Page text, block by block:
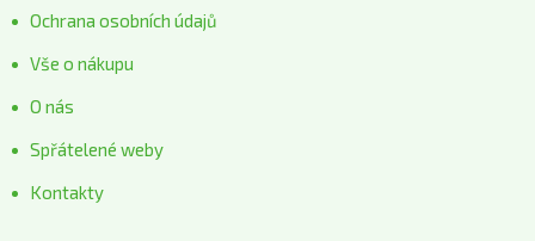
Ochrana osobních údajů
Vše o nákupu
O nás
Spřátelené weby
Kontakty